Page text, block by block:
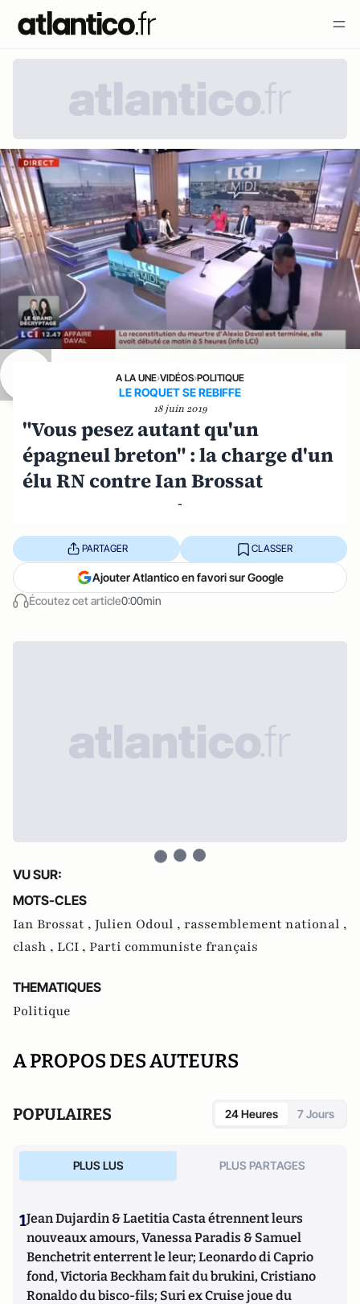
A LA UNE›VIDÉOS›POLITIQUE
LE ROQUET SE REBIFFE
18 juin 2019
"Vous pesez autant qu'un
épagneul breton" : la charge d'un
élu RN contre Ian Brossat
-
Écoutez cet article0:00min
PARTAGER CLASSER
Ajouter Atlantico en favori sur Google
VU SUR:
MOTS-CLES
Ian Brossat , Julien Odoul , rassemblement national ,
clash , LCI , Parti communiste français
THEMATIQUES
Politique
A PROPOS DES AUTEURS
POPULAIRES 24 Heures 7 Jours
PLUS LUS PLUS PARTAGES
1Jean Dujardin & Laetitia Casta étrennent leurs
nouveaux amours, Vanessa Paradis & Samuel
Benchetrit enterrent le leur; Leonardo di Caprio
fond, Victoria Beckham fait du brukini, Cristiano
Ronaldo du bisco-fils; Suri ex Cruise joue du